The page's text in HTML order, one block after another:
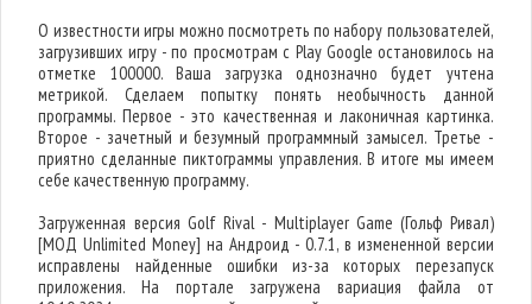
О известности игры можно посмотреть по набору пользователей,
загрузивших игру - по просмотрам с Play Google остановилось на
отметке 100000. Ваша загрузка однозначно будет учтена
метрикой. Сделаем попытку понять необычность данной
программы. Первое - это качественная и лаконичная картинка.
Второе - зачетный и безумный программный замысел. Третье -
приятно сделанные пиктограммы управления. В итоге мы имеем
себе качественную программу.
Загруженная версия Golf Rival - Multiplayer Game (Гольф Ривал)
[МОД Unlimited Money] на Андроид - 0.7.1, в измененной версии
исправлены найденные ошибки из-за которых перезапуск
приложения. На портале загружена вариация файла от